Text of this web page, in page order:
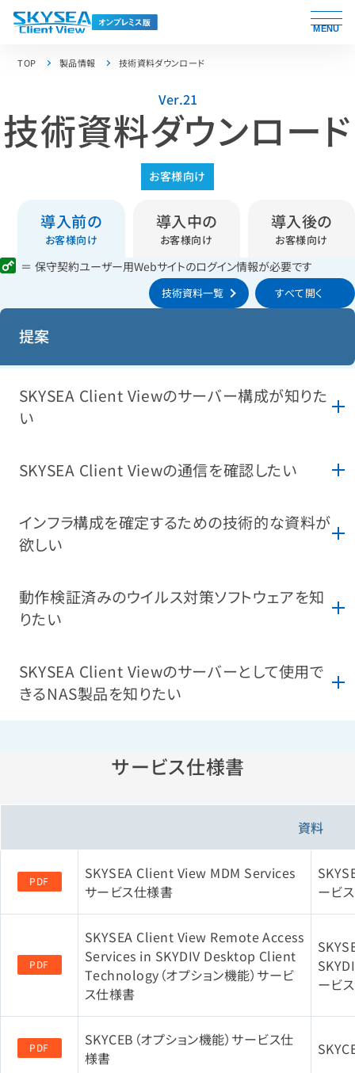
MENU
TOP 製品情報 技術資料ダウンロード
Ver.21
技術資料ダウンロード
お客様向け
導入前の 導入中の 導入後の
＝ 保守契約ユーザー用Webサイトのログイン情報が必要です
技術資料一覧 すべて開く
提案
SKYSEA Client Viewのサーバー構成が知りた
い
SKYSEA Client Viewの通信を確認したい
インフラ構成を確定するための技術的な資料が
欲しい
動作検証済みのウイルス対策ソフトウェアを知
りたい
SKYSEA Client Viewのサーバーとして使用で
きるNAS製品を知りたい
サービス仕様書
資料
PDF
SKYSEA Client View MDM Services
サービス仕様書
ービ
PDF
SKYSEA Client View Remote Access
Services in SKYDIV Desktop Client
Technology（オプション機能）サービ
ス仕様書
ービ
PDF
SKYCEB（オプション機能）サービス仕
様書